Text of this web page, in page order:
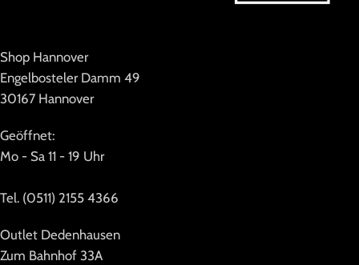
Shop Hannover
Engelbosteler Damm 49
30167 Hannover
Geöffnet:
Mo - Sa 11 - 19 Uhr
Tel. (0511) 2155 4366
Outlet Dedenhausen
Zum Bahnhof 33A